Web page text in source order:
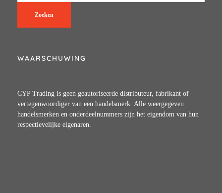
Zoeken
WAARSCHUWING
CYP Trading is geen geautoriseerde distributeur, fabrikant of
vertegenwoordiger van een handelsmerk. Alle weergegeven
handelsmerken en onderdeelnummers zijn het eigendom van hun
respectievelijke eigenaren.